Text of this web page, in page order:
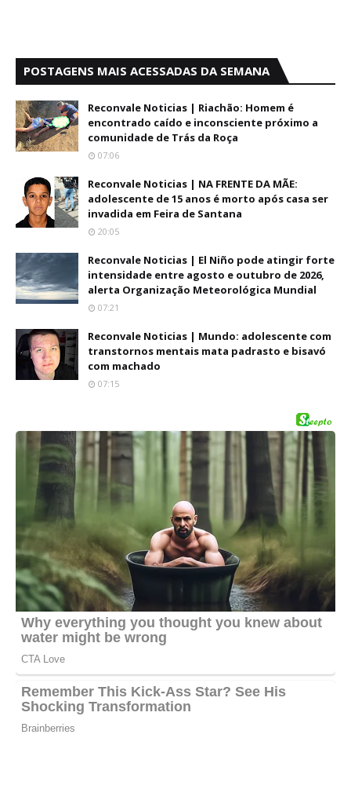
POSTAGENS MAIS ACESSADAS DA SEMANA
Reconvale Noticias | Riachão: Homem é
encontrado caído e inconsciente próximo a
comunidade de Trás da Roça
07:06
Reconvale Noticias | NA FRENTE DA MÃE:
adolescente de 15 anos é morto após casa ser
invadida em Feira de Santana
20:05
Reconvale Noticias | El Niño pode atingir forte
intensidade entre agosto e outubro de 2026,
alerta Organização Meteorológica Mundial
07:21
Reconvale Noticias | Mundo: adolescente com
transtornos mentais mata padrasto e bisavó
com machado
07:15